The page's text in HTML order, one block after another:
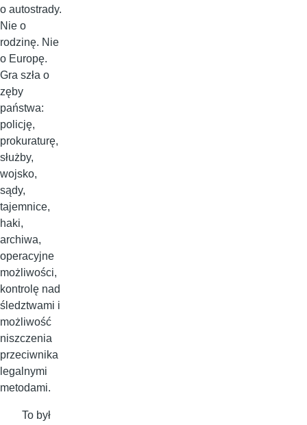
o autostrady.
Nie o
rodzinę. Nie
o Europę.
Gra szła o
zęby
państwa:
policję,
prokuraturę,
służby,
wojsko,
sądy,
tajemnice,
haki,
archiwa,
operacyjne
możliwości,
kontrolę nad
śledztwami i
możliwość
niszczenia
przeciwnika
legalnymi
metodami.
To był